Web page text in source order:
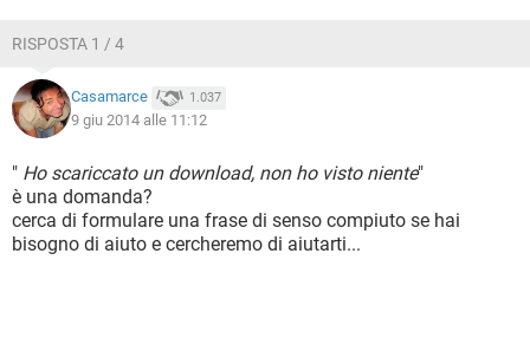
RISPOSTA 1 / 4
Casamarce 1.037
9 giu 2014 alle 11:12
" Ho scariccato un download, non ho visto niente"
è una domanda?
cerca di formulare una frase di senso compiuto se hai
bisogno di aiuto e cercheremo di aiutarti...